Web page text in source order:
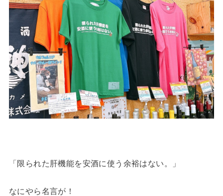
「限られた肝機能を安酒に使う余裕はない。」
なにやら名言が！